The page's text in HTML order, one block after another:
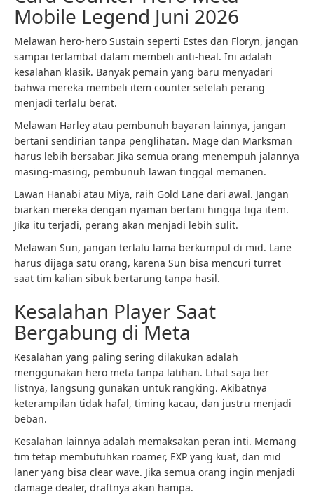
Mobile Legend Juni 2026
Melawan hero-hero Sustain seperti Estes dan Floryn, jangan
sampai terlambat dalam membeli anti-heal. Ini adalah
kesalahan klasik. Banyak pemain yang baru menyadari
bahwa mereka membeli item counter setelah perang
menjadi terlalu berat.
Melawan Harley atau pembunuh bayaran lainnya, jangan
bertani sendirian tanpa penglihatan. Mage dan Marksman
harus lebih bersabar. Jika semua orang menempuh jalannya
masing-masing, pembunuh lawan tinggal memanen.
Lawan Hanabi atau Miya, raih Gold Lane dari awal. Jangan
biarkan mereka dengan nyaman bertani hingga tiga item.
Jika itu terjadi, perang akan menjadi lebih sulit.
Melawan Sun, jangan terlalu lama berkumpul di mid. Lane
harus dijaga satu orang, karena Sun bisa mencuri turret
saat tim kalian sibuk bertarung tanpa hasil.
Kesalahan Player Saat
Bergabung di Meta
Kesalahan yang paling sering dilakukan adalah
menggunakan hero meta tanpa latihan. Lihat saja tier
listnya, langsung gunakan untuk rangking. Akibatnya
keterampilan tidak hafal, timing kacau, dan justru menjadi
beban.
Kesalahan lainnya adalah memaksakan peran inti. Memang
tim tetap membutuhkan roamer, EXP yang kuat, dan mid
laner yang bisa clear wave. Jika semua orang ingin menjadi
damage dealer, draftnya akan hampa.